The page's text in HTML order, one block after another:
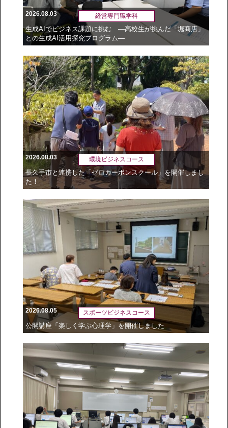
2026.08.03 経営専門職学科
生成AIでビジネス課題に挑む ―高校生が挑んだ「堀商店」
との生成AI活用探究プログラム―
2026.08.03 環境ビジネスコース
長久手市と連携した「ゼロカーボンスクール」を開催しまし
た！
2026.08.05 スポーツビジネスコース
公開講座「楽しく学ぶ心理学」を開催しました